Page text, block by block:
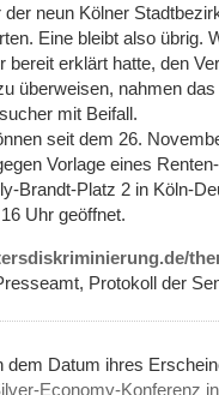
neun Kölner
Eine bleibt also übrig.
bereit erklärt hatte, den
überweisen, nahmen
mit Beifall.
seit dem 26.
Vorlage eines
Brandt-Platz 2 in Köln-
Uhr geöffnet.
Protokoll der
dem Datum ihres
Economy-Konferenz